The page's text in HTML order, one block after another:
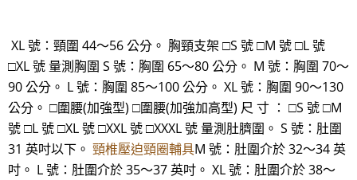
XL 號：頸圍 44～56 公分。 胸頸支架 □S 號 □M 號 □L 號
□XL 號 量測胸圍 S 號：胸圍 65～80 公分。 M 號：胸圍 70～
90 公分。 L 號：胸圍 85～100 公分。 XL 號：胸圍 90～130
公分。 □圍腰(加強型) □圍腰(加強加高型) 尺 寸 ： □S 號 □M
號 □L 號 □XL 號 □XXL 號 □XXXL 號 量測肚臍圍。 S 號：肚圍
31 英吋以下。 頸椎壓迫頸圈輔具M 號：肚圍介於 32～34 英
吋。 L 號：肚圍介於 35～37 英吋。 XL 號：肚圍介於 38～